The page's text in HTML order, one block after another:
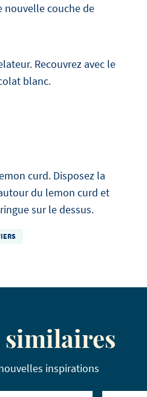
nouvelle couche de
Recouvrez avec le
blanc.
curd. Disposez la
du lemon curd et
sur le dessus.
similaires
inspirations